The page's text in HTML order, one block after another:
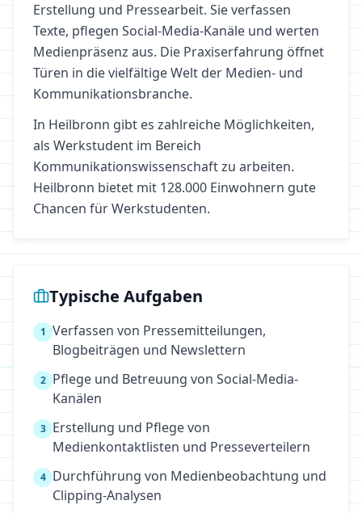
Erstellung und Pressearbeit. Sie verfassen
Texte, pflegen Social-Media-Kanäle und werten
Medienpräsenz aus. Die Praxiserfahrung öffnet
Türen in die vielfältige Welt der Medien- und
Kommunikationsbranche.
In Heilbronn gibt es zahlreiche Möglichkeiten,
als Werkstudent im Bereich
Kommunikationswissenschaftzu arbeiten.
Heilbronn bietet mit 128.000 Einwohnern gute
Chancen für Werkstudenten.
Typische Aufgaben
1 Verfassen von Pressemitteilungen,
Blogbeiträgen und Newslettern
2 Pflege und Betreuung von Social-Media-
Kanälen
3 Erstellung und Pflege von
Medienkontaktlisten und Presseverteilern
4 Durchführung von Medienbeobachtung und
Clipping-Analysen